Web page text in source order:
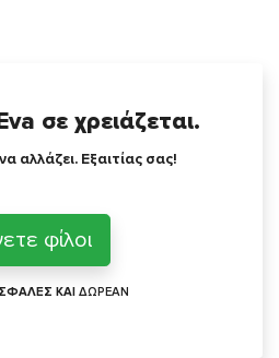
σε χρειάζεται.
αλλάζει. Εξαιτίας σας!
φίλοι
ΚΑΙ ΔΩΡΕΑΝ